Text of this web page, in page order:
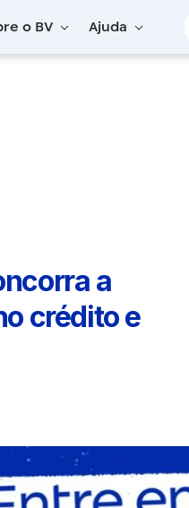
o BV Ajuda
a
crédito e